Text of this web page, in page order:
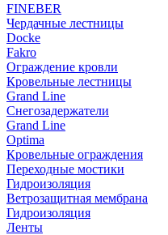
FINEBER
Чердачные лестницы
Docke
Fakro
Ограждение кровли
Кровельные лестницы
Grand Line
Снегозадержатели
Grand Line
Optima
Кровельные ограждения
Переходные мостики
Гидроизоляция
Ветрозащитная мембрана
Гидроизоляция
Ленты